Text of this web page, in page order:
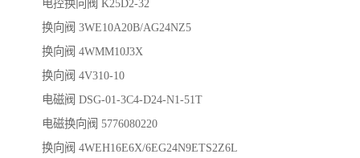
电控换向阀 K25D2-32
换向阀 3WE10A20B/AG24NZ5
换向阀 4WMM10J3X
换向阀 4V310-10
电磁阀 DSG-01-3C4-D24-N1-51T
电磁换向阀 5776080220
换向阀 4WEH16E6X/6EG24N9ETS2Z6L